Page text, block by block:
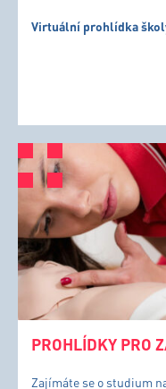
Virtuální prohlídka
PROHLÍDKY PRO
Zajímáte se o studium